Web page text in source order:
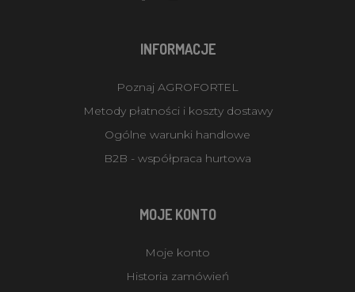
INFORMACJE
Poznaj AGROFORTEL
Metody płatności i koszty dostawy
Ogólne warunki handlowe
B2B - współpraca hurtowa
MOJE KONTO
Moje konto
Historia zamówień